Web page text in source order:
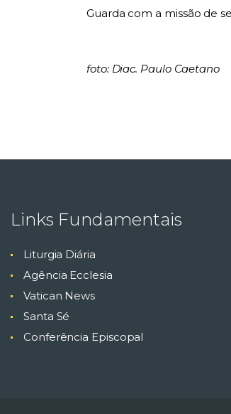
Guarda com a missão de
foto: Diac. Paulo Caetano
Links Fundamentais
Liturgia Diária
Agência Ecclesia
Vatican News
Santa Sé
Conferência Episcopal